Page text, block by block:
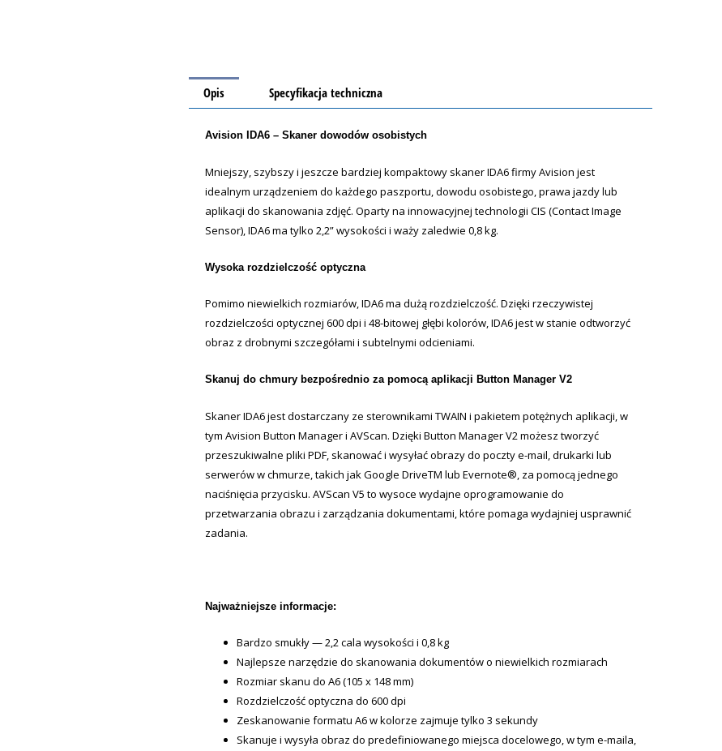
Opis Specyfikacja techniczna
Avision IDA6 – Skaner dowodów osobistych
Mniejszy, szybszy i jeszcze bardziej kompaktowy skaner IDA6 firmy Avision jest
idealnym urządzeniem do każdego paszportu, dowodu osobistego, prawa jazdy lub
aplikacji do skanowania zdjęć. Oparty na innowacyjnej technologii CIS (Contact Image
Sensor), IDA6 ma tylko 2,2” wysokości i waży zaledwie 0,8 kg.
Wysoka rozdzielczość optyczna
Pomimo niewielkich rozmiarów, IDA6 ma dużą rozdzielczość. Dzięki rzeczywistej
rozdzielczości optycznej 600 dpi i 48-bitowej głębi kolorów, IDA6 jest w stanie odtworzyć
obraz z drobnymi szczegółami i subtelnymi odcieniami.
Skanuj do chmury bezpośrednio za pomocą aplikacji Button Manager V2
Skaner IDA6 jest dostarczany ze sterownikami TWAIN i pakietem potężnych aplikacji, w
tym Avision Button Manager i AVScan. Dzięki Button Manager V2 możesz tworzyć
przeszukiwalne pliki PDF, skanować i wysyłać obrazy do poczty e-mail, drukarki lub
serwerów w chmurze, takich jak Google DriveTM lub Evernote®, za pomocą jednego
naciśnięcia przycisku. AVScan V5 to wysoce wydajne oprogramowanie do
przetwarzania obrazu i zarządzania dokumentami, które pomaga wydajniej usprawnić
zadania.
Najważniejsze informacje:
Bardzo smukły — 2,2 cala wysokości i 0,8 kg
Najlepsze narzędzie do skanowania dokumentów o niewielkich rozmiarach
Rozmiar skanu do A6 (105 x 148 mm)
Rozdzielczość optyczna do 600 dpi
Zeskanowanie formatu A6 w kolorze zajmuje tylko 3 sekundy
Skanuje i wysyła obraz do predefiniowanego miejsca docelowego, w tym e-maila,